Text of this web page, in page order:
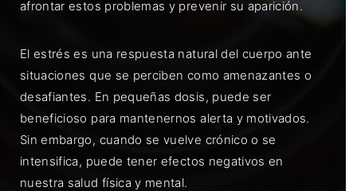
afrontar estos problemas y prevenir su aparición.
El estrés es una respuesta natural del cuerpo ante
situaciones que se perciben como amenazantes o
desafiantes. En pequeñas dosis, puede ser
beneficioso para mantenernos alerta y motivados.
Sin embargo, cuando se vuelve crónico o se
intensifica, puede tener efectos negativos en
nuestra salud física y mental.